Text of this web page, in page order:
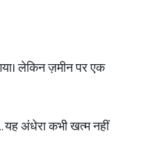
लेकिन ज़मीन पर एक
अंधेरा कभी खत्म नहीं